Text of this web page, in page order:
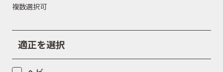
複数選択可
適正を選択